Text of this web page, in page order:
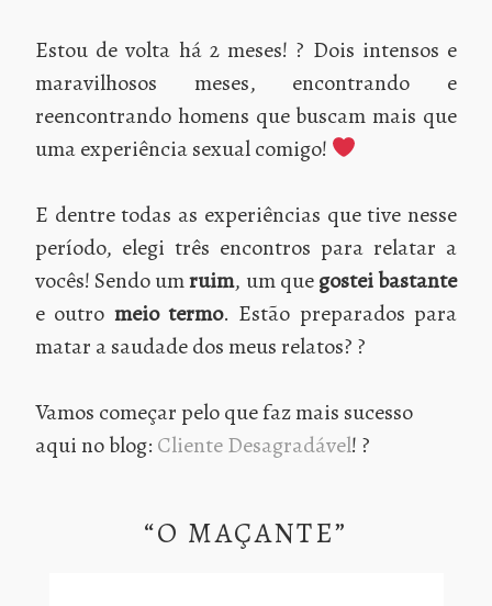
Estou de volta há 2 meses! ? Dois intensos e
maravilhosos meses, encontrando e
reencontrando homens que buscam mais que
uma experiência sexual comigo!
E dentre todas as experiências que tive nesse
período, elegi três encontros para relatar a
vocês! Sendo umruim, um quegostei bastante
e outro meio termo. Estão preparados para
matar a saudade dos meus relatos? ?
Vamos começar pelo que faz mais sucesso
aqui no blog: Cliente Desagradável! ?
“O MAÇANTE”